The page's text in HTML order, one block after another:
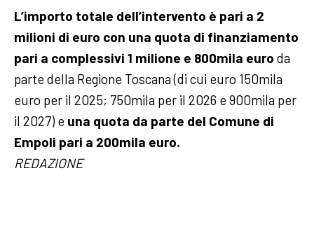
L’importo totale dell’intervento è pari a 2
milioni di euro con una quota di finanziamento
pari a complessivi 1 milione e 800mila euro da
parte della Regione Toscana (di cui euro 150mila
euro per il 2025; 750mila per il 2026 e 900mila per
il 2027) e una quota da parte del Comune di
Empoli pari a 200mila euro.
REDAZIONE